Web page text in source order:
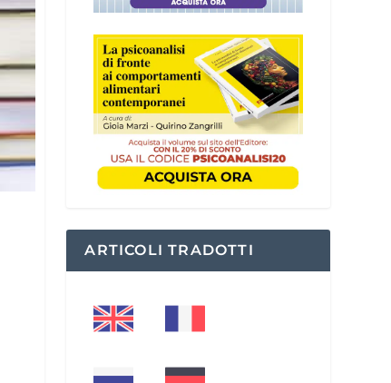
ARTICOLI TRADOTTI